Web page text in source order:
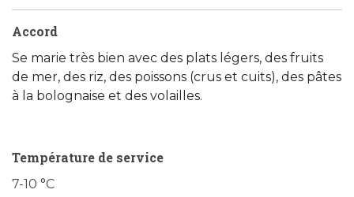
Accord
Se marie très bien avec des plats légers, des fruits
de mer, des riz, des poissons (crus et cuits), des pâtes
à la bolognaise et des volailles.
Température de service
7-10 °C